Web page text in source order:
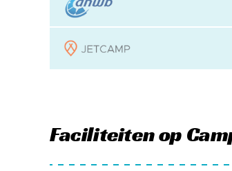
Faciliteitenop